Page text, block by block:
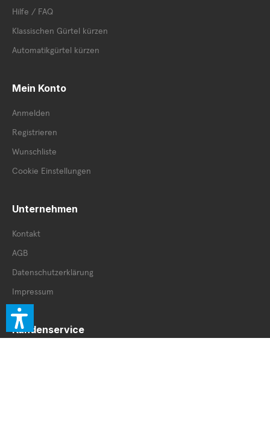
Hilfe / FAQ
Klassischen Gürtel kürzen
Automatikgürtel kürzen
Mein Konto
Anmelden
Registrieren
Wunschliste
Cookie Einstellungen
Unternehmen
Kontakt
AGB
Datenschutzerklärung
Impressum
Kundenservice